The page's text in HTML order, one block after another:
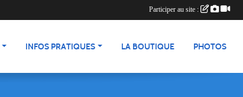
INFOS PRATIQUES LA BOUTIQUE PHOTOS
Participer au site :